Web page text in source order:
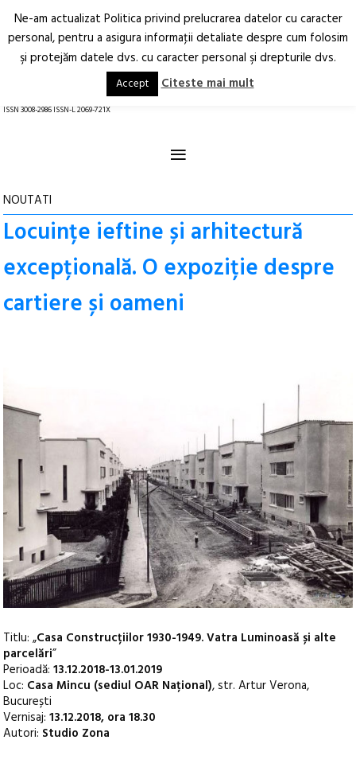
Arhitectură.
Oraș.
RO EN
ISSN 3008-2986 ISSN-L 2069-721X
≡
NOUTATI
Locuințe ieftine și arhitectură
excepțională. O expoziție despre
cartiere și oameni
Titlu: „Casa Construcțiilor 1930-1949. Vatra Luminoasă și alte
parcelări”
Perioadă:13.12.2018-13.01.2019
Loc: Casa Mincu (sediul OAR Național), str. Artur Verona,
București
Vernisaj:13.12.2018, ora 18.30
Autori: Studio Zona
Ne-am actualizat Politica privind prelucrarea datelor cu caracter
personal, pentru a asigura informaţii detaliate despre cum folosim
şi protejăm datele dvs. cu caracter personal şi drepturile dvs.
Accept Citeste mai mult